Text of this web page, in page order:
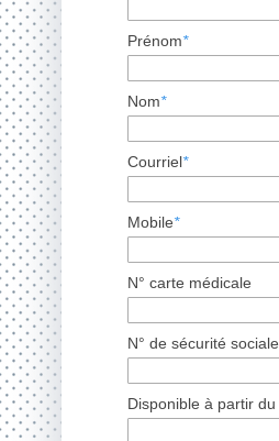
Prénom*
Nom*
Courriel*
Mobile*
N° carte médicale
N° de sécurité sociale
Disponible à partir du